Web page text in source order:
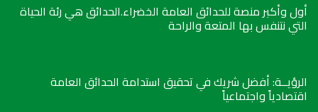
أول وأكبر منصة للحدائق العامة الخضراء.الحدائق هي رئة الحياة
التي نتنفس بها المتعة والراحة
الرؤيــة: أفضل شريك في تحقيق استدامة الحدائق العامة
اقتصادياً واجتماعياً